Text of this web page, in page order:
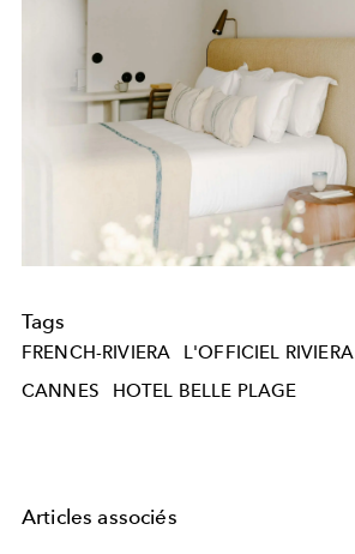
Tags
FRENCH-RIVIERA L'OFFICIEL RIVIERA
CANNES
HOTEL BELLE PLAGE
Articles associés